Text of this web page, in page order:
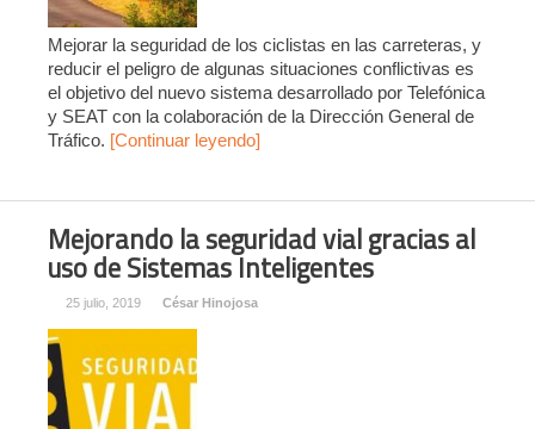
Mejorar la seguridad de los ciclistas en las carreteras, y
reducir el peligro de algunas situaciones conflictivas es
el objetivo del nuevo sistema desarrollado por Telefónica
y SEAT con la colaboración de la Dirección General de
Tráfico. [Continuar leyendo]
Mejorando la seguridad vial gracias al
uso de Sistemas Inteligentes
25 julio, 2019 César Hinojosa